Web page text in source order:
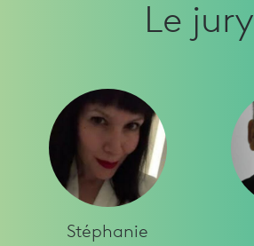
Le jury
Stéphanie